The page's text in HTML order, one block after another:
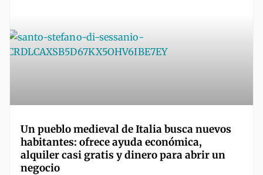
Un pueblo medieval de Italia busca nuevos
habitantes: ofrece ayuda económica,
alquiler casi gratis y dinero para abrir un
negocio